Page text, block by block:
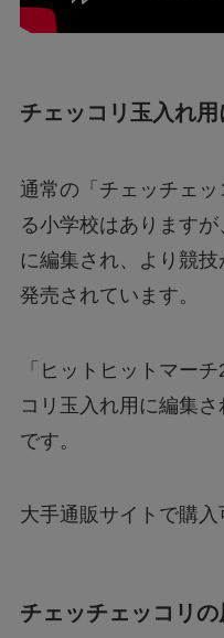
チェッコリ玉入れ
通常の「チェッチェ
る小学校はあります
に編集され、より競
発売されています。
「ヒットヒットマー
コリ玉入れ用に編集さ
です。
大手通販サイトで購入
チェッチェッコリ